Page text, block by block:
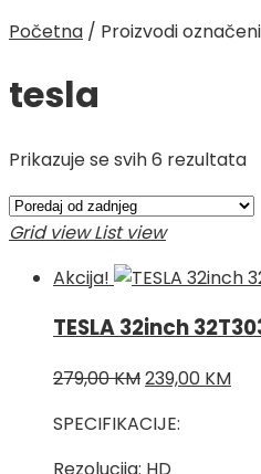
Početna / Proizvodi
tesla
Prikazuje se svih 6 rezultata
Grid view List view
Akcija!
TESLA 32inch
279,00KMIzvorna
bila
je:
239,00 KM
SPECIFIKACIJE: